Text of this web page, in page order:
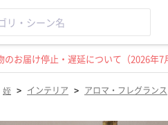
お届け停止・遅延について（2026年7
姪 > インテリア > アロマ・フレグランス